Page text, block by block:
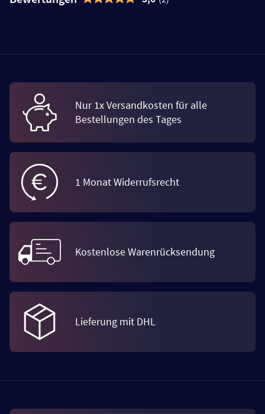
Nur 1x Versandkosten für alle
Bestellungen des Tages
1 Monat Widerrufsrecht
Kostenlose Warenrücksendung
Lieferung mit DHL